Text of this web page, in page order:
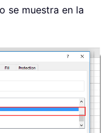
se muestra en la